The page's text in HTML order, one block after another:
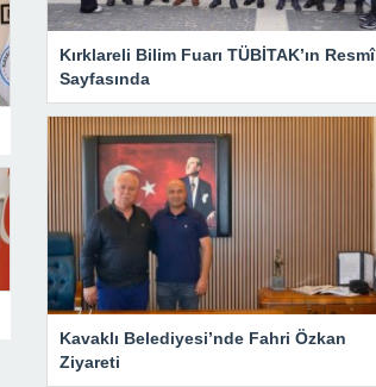
Kırklareli Bilim Fuarı TÜBİTAK’ın Resmî
Sayfasında
Kavaklı Belediyesi’nde Fahri Özkan
Ziyareti